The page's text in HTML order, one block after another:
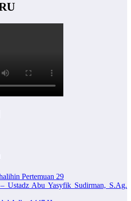
Pertemuan 29
Ustadz Abu Yasyfik Sudirman, S.Ag.